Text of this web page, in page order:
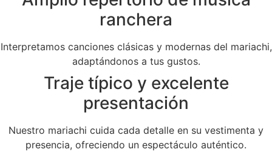
ranchera
Interpretamos canciones clásicas y modernas del mariachi,
adaptándonos a tus gustos.
Traje típico y excelente
presentación
Nuestro mariachi cuida cada detalle en su vestimenta y
presencia, ofreciendo un espectáculo auténtico.